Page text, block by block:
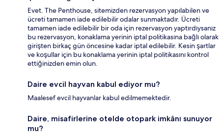
Evet. The Penthouse, sitemizden rezervasyon yapılabilen ve
ücreti tamamen iade edilebilir odalar sunmaktadır. Ücreti
tamamen iade edilebilir bir oda için rezervasyon yaptırdıysanız
bu rezervasyon, konaklama yerinin iptal politikasına bağlı olarak
girişten birkaç gün öncesine kadar iptal edilebilir. Kesin şartlar
ve koşullar için bu konaklama yerinin iptal politikasını kontrol
ettiğinizden emin olun.
Daire evcil hayvan kabul ediyor mu?
Maalesef evcil hayvanlar kabul edilmemektedir.
Daire, misafirlerine otelde otopark imkânı sunuyor
mu?